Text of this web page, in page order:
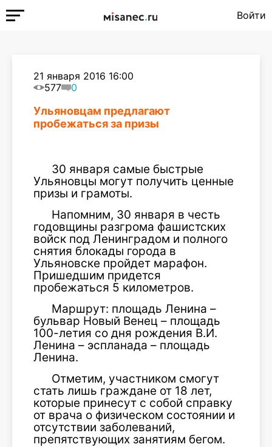
Войти
21 января 2016 16:00
577
0
Ульяновцам предлагают
пробежаться за призы
30 января самые быстрые
Ульяновцы могут получить ценные
призы и грамоты.
Напомним, 30 января в честь
годовщины разгрома фашистских
войск под Ленинградом и полного
снятия блокады города в
Ульяновске пройдет марафон.
Пришедшим придется
пробежаться 5 километров.
Маршрут: площадь Ленина –
бульвар Новый Венец – площадь
100-летия со дня рождения В.И.
Ленина – эспланада – площадь
Ленина.
Отметим, участником смогут
стать лишь граждане от 18 лет,
которые принесут с собой справку
от врача о физическом состоянии и
отсутствии заболеваний,
препятствующих занятиям бегом.